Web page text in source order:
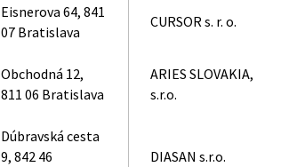
Eisnerova 64, 841
07 Bratislava
CURSOR s. r. o.
Obchodná 12,
811 06 Bratislava
ARIES SLOVAKIA,
s.r.o.
Dúbravská cesta
9, 842 46
DIASAN s.r.o.